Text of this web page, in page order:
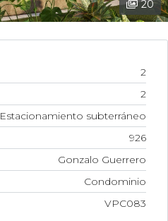
20
2
2
Estacionamiento subterráneo
926
Gonzalo Guerrero
Condominio
VPC083